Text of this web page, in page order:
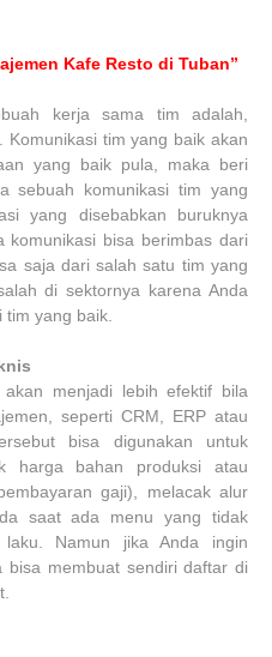
Kafe Resto di Tuban”
kerja sama tim adalah,
Komunikasi tim yang baik akan
yang baik pula, maka beri
sebuah komunikasi tim yang
yang disebabkan buruknya
komunikasi bisa berimbas dari
saja dari salah satu tim yang
di sektornya karena Anda
tim yang baik.
menjadi lebih efektif bila
seperti CRM, ERP atau
bisa digunakan untuk
harga bahan produksi atau
gaji), melacak alur
saat ada menu yang tidak
laku. Namun jika Anda ingin
bisa membuat sendiri daftar di